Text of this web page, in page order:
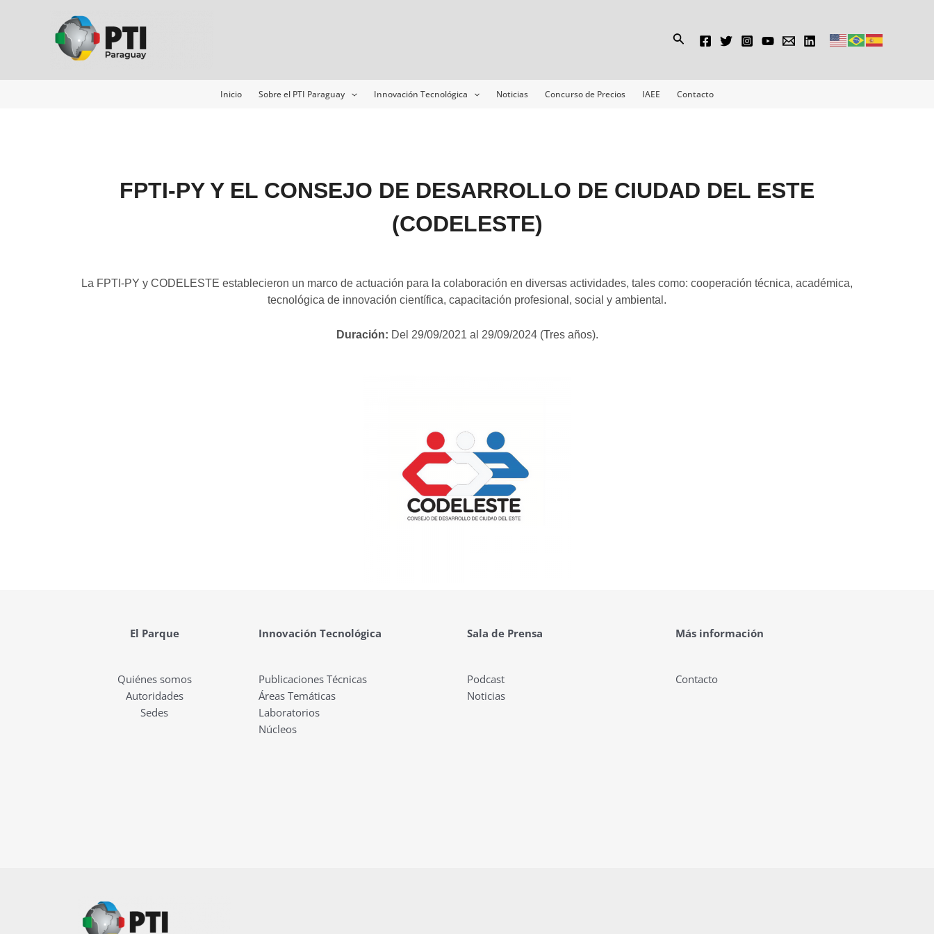
Buscar
Inicio Sobre el PTI Paraguay Innovación Tecnológica Noticias Concurso de Precios IAEE Contacto
FPTI-PY Y EL CONSEJO DE DESARROLLO DE CIUDAD DEL ESTE
(CODELESTE)
La FPTI-PY y CODELESTE establecieron un marco de actuación para la colaboración en diversas actividades, tales como: cooperación técnica, académica,
tecnológica de innovación científica, capacitación profesional, social y ambiental.
Duración: Del 29/09/2021 al 29/09/2024 (Tres años).
El Parque
Quiénes somos
Autoridades
Sedes
Innovación Tecnológica
Publicaciones Técnicas
Áreas Temáticas
Laboratorios
Núcleos
Sala de Prensa
Podcast
Noticias
Más información
Contacto